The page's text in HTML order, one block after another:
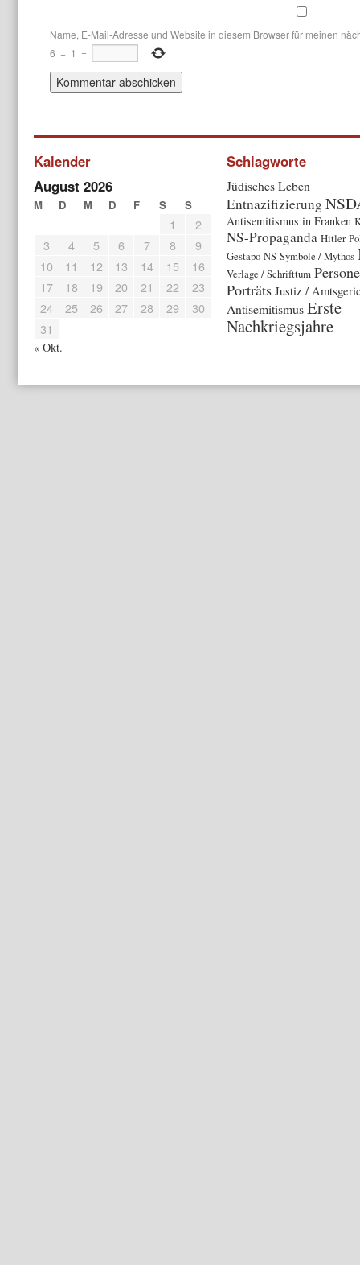
Name, E-Mail-Adresse und Website in diesem Browser für meinen
6 + 1 =
Kalender
August 2026
M D M D F S S
1
2
3
4 5 6 7 8
9
10
11 12 13 14 15
16
17
18 19 20 21 22
23
24
25 26 27 28 29
30
31
« Okt.
Schlagworte
Jüdisches Leben
Entnazifizierung
Antisemitismus in Franken
NS-Propaganda Hitler
Gestapo NS-Symbole / Mythos
Verlage / Schrifttum
Porträts Justiz /
AntisemitismusErste
Nachkriegsjahre